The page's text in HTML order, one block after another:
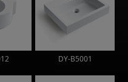
DY-B5001